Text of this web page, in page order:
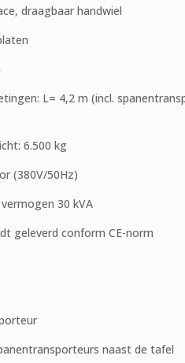
draagbaar handwiel
L= 4,2 m (incl.
6.500 kg
(380V/50Hz)
30 kVA
geleverd conform CE-norm
naast de tafel